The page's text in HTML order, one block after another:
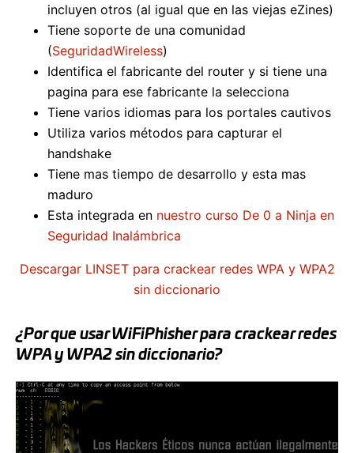
incluyen otros (al igual que en las viejas eZines)
Tiene soporte de una comunidad
(SeguridadWireless)
Identifica el fabricante del router y si tiene una
pagina para ese fabricante la selecciona
Tiene varios idiomas para los portales cautivos
Utiliza varios métodos para capturar el
handshake
Tiene mas tiempo de desarrollo y esta mas
maduro
Esta integrada en nuestro curso De 0 a Ninja en
Seguridad Inalámbrica
Descargar LINSET para crackear redes WPA y WPA2
sin diccionario
¿Por que usar WiFiPhisher para crackear redes
WPA y WPA2 sin diccionario?